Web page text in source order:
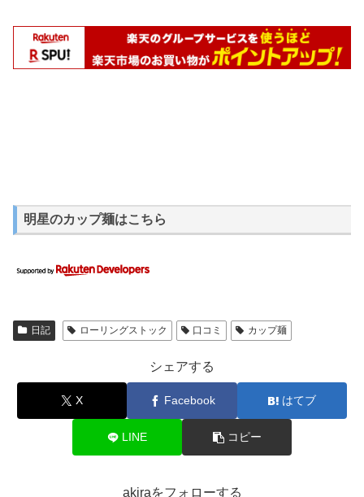
明星のカップ麺はこちら
日記 ローリングストック 口コミ カップ麺
シェアする
X Facebook はてブ
LINE コピー
akiraをフォローする